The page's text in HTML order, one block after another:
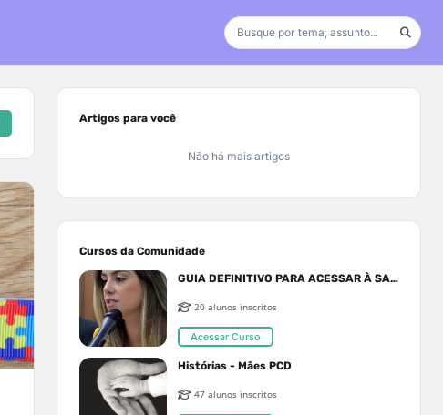
Artigos para você
Não há mais artigos
Cursos da Comunidade
GUIA DEFINITIVO PARA ACESSAR À SAÚDE PELO SUS OU PLANO DE SAÚDE
20 alunos inscritos
Acessar Curso
Histórias - Mães PCD
47 alunos inscritos